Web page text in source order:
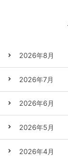
2026年8月
2026年7月
2026年6月
2026年5月
2026年4月